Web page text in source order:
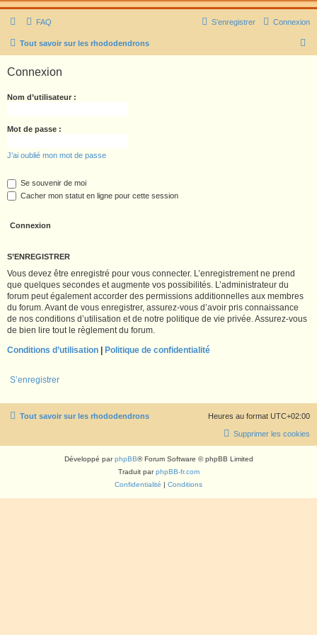
FAQ Connexion
S’enregistrer
Tout savoir sur les rhododendrons
Connexion
Nom d’utilisateur :
Mot de passe :
J’ai oublié mon mot de passe
Se souvenir de moi
Cacher mon statut en ligne pour cette session
S’ENREGISTRER
Vous devez être enregistré pour vous connecter. L’enregistrement ne prend
que quelques secondes et augmente vos possibilités. L’administrateur du
forum peut également accorder des permissions additionnelles aux membres
du forum. Avant de vous enregistrer, assurez-vous d’avoir pris connaissance
de nos conditions d’utilisation et de notre politique de vie privée. Assurez-vous
de bien lire tout le règlement du forum.
Conditions d’utilisation | Politique de confidentialité
S’enregistrer
Tout savoir sur les rhododendrons Heures au format UTC+02:00
Supprimer les cookies
Développé parphpBB® Forum Software © phpBB Limited
Traduit parphpBB-fr.com
Confidentialité | Conditions